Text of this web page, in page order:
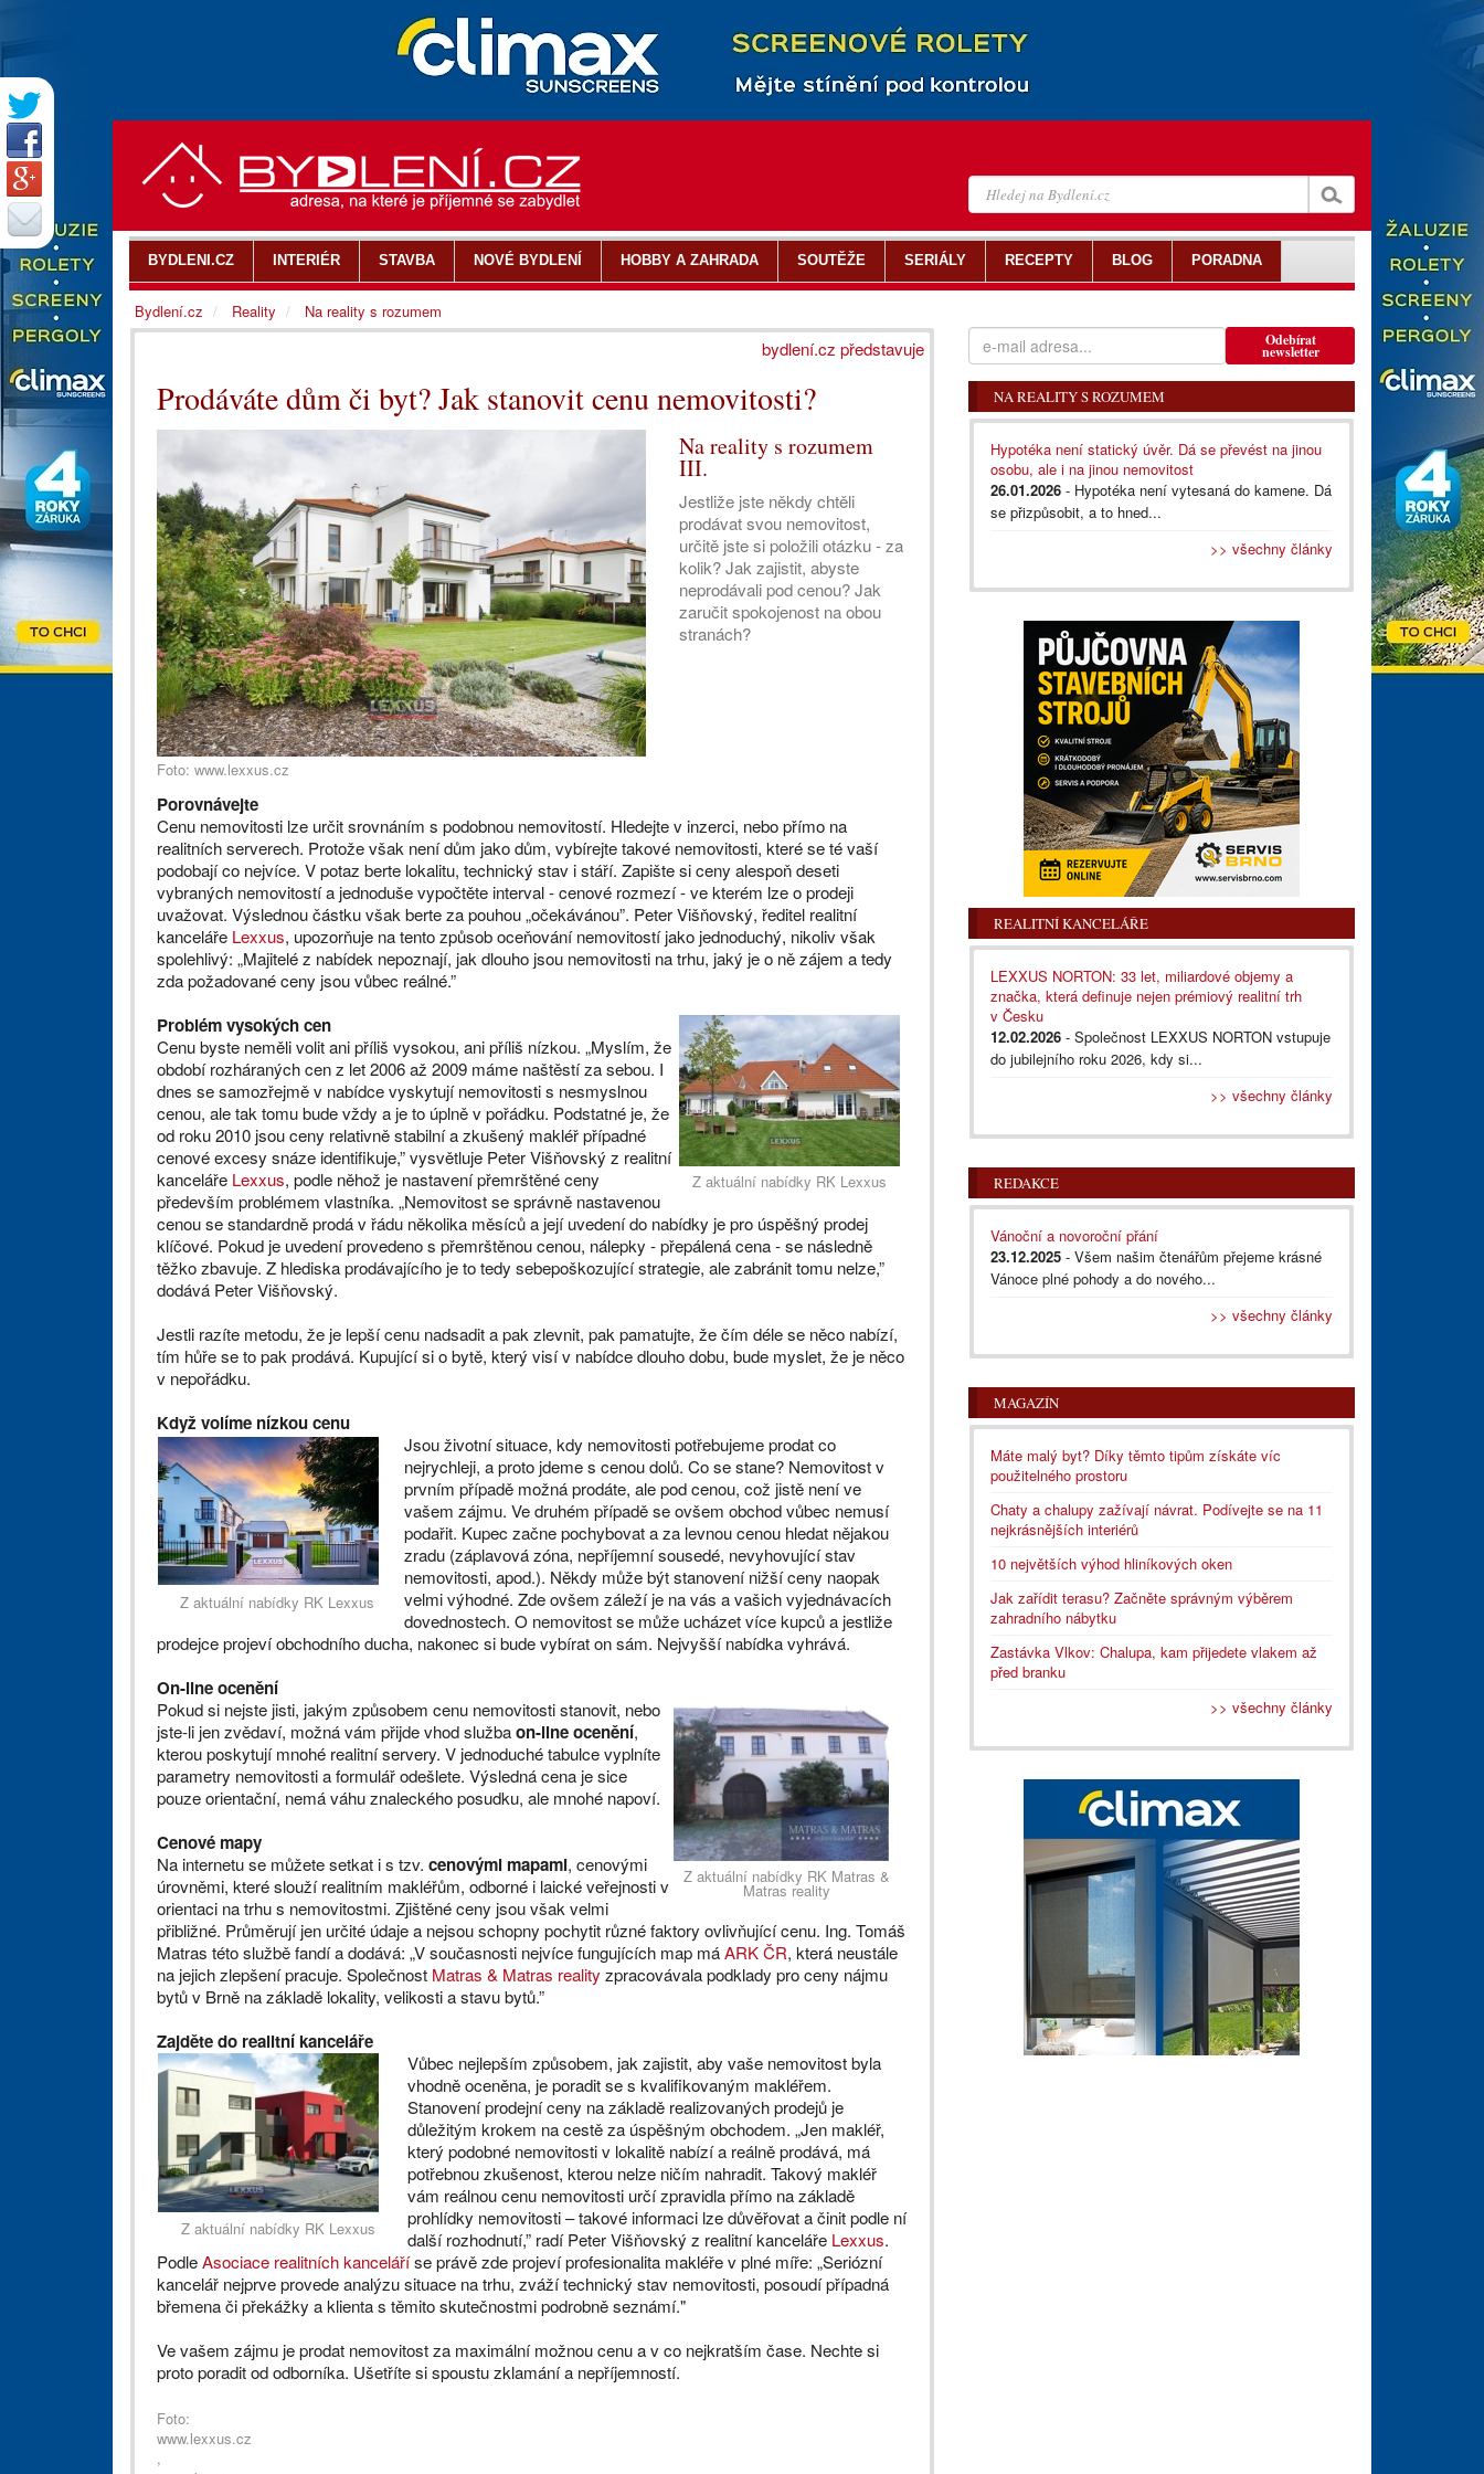
bydlení.cz představuje
Prodáváte dům či byt? Jak stanovit cenu nemovitosti?
Foto: www.lexxus.cz
Na reality s rozumem
III.
Jestliže jste někdy chtěli
prodávat svou nemovitost,
určitě jste si položili otázku - za
kolik? Jak zajistit, abyste
neprodávali pod cenou? Jak
zaručit spokojenost na obou
stranách?
Porovnávejte
Cenu nemovitosti lze určit srovnáním s podobnou nemovitostí. Hledejte v inzerci, nebo přímo na
realitních serverech. Protože však není dům jako dům, vybírejte takové nemovitosti, které se té vaší
podobají co nejvíce. V potaz berte lokalitu, technický stav i stáří. Zapište si ceny alespoň deseti
vybraných nemovitostí a jednoduše vypočtěte interval - cenové rozmezí - ve kterém lze o prodeji
uvažovat. Výslednou částku však berte za pouhou „očekávánou”. Peter Višňovský, ředitel realitní
kanceláře Lexxus, upozorňuje na tento způsob oceňování nemovitostí jako jednoduchý, nikoliv však
spolehlivý: „Majitelé z nabídek nepoznají, jak dlouho jsou nemovitosti na trhu, jaký je o ně zájem a tedy
zda požadované ceny jsou vůbec reálné.”
Z aktuální nabídky RK Lexxus
Problém vysokých cen
Cenu byste neměli volit ani příliš vysokou, ani příliš nízkou. „Myslím, že
období rozháraných cen z let 2006 až 2009 máme naštěstí za sebou. I
dnes se samozřejmě v nabídce vyskytují nemovitosti s nesmyslnou
cenou, ale tak tomu bude vždy a je to úplně v pořádku. Podstatné je, že
od roku 2010 jsou ceny relativně stabilní a zkušený makléř případné
cenové excesy snáze identifikuje,” vysvětluje Peter Višňovský z realitní
kanceláře Lexxus, podle něhož je nastavení přemrštěné ceny
především problémem vlastníka. „Nemovitost se správně nastavenou
cenou se standardně prodá v řádu několika měsíců a její uvedení do nabídky je pro úspěšný prodej
klíčové. Pokud je uvedení provedeno s přemrštěnou cenou, nálepky - přepálená cena - se následně
těžko zbavuje. Z hlediska prodávajícího je to tedy sebepoškozující strategie, ale zabránit tomu nelze,”
dodává Peter Višňovský.
Jestli razíte metodu, že je lepší cenu nadsadit a pak zlevnit, pak pamatujte, že čím déle se něco nabízí,
tím hůře se to pak prodává. Kupující si o bytě, který visí v nabídce dlouho dobu, bude myslet, že je něco
v nepořádku.
Když volíme nízkou cenu
Z aktuální nabídky RK Lexxus
Jsou životní situace, kdy nemovitosti potřebujeme prodat co
nejrychleji, a proto jdeme s cenou dolů. Co se stane? Nemovitost v
prvním případě možná prodáte, ale pod cenou, což jistě není ve
vašem zájmu. Ve druhém případě se ovšem obchod vůbec nemusí
podařit. Kupec začne pochybovat a za levnou cenou hledat nějakou
zradu (záplavová zóna, nepříjemní sousedé, nevyhovující stav
nemovitosti, apod.). Někdy může být stanovení nižší ceny naopak
velmi výhodné. Zde ovšem záleží je na vás a vašich vyjednávacích
dovednostech. O nemovitost se může ucházet více kupců a jestliže
prodejce projeví obchodního ducha, nakonec si bude vybírat on sám. Nejvyšší nabídka vyhrává.
On-line ocenění
Z aktuální nabídky RK Matras &
Matras reality
Pokud si nejste jisti, jakým způsobem cenu nemovitosti stanovit, nebo
jste-li jen zvědaví, možná vám přijde vhod službaon-line ocenění,
kterou poskytují mnohé realitní servery. V jednoduché tabulce vyplníte
parametry nemovitosti a formulář odešlete. Výsledná cena je sice
pouze orientační, nemá váhu znaleckého posudku, ale mnohé napoví.
Cenové mapy
Na internetu se můžete setkat i s tzv. cenovými mapami, cenovými
úrovněmi, které slouží realitním makléřům, odborné i laické veřejnosti v
orientaci na trhu s nemovitostmi. Zjištěné ceny jsou však velmi
přibližné. Průměrují jen určité údaje a nejsou schopny pochytit různé faktory ovlivňující cenu. Ing. Tomáš
Matras této službě fandí a dodává: „V současnosti nejvíce fungujících map máARK ČR, která neustále
na jejich zlepšení pracuje. Společnost Matras & Matras reality zpracovávala podklady pro ceny nájmu
bytů v Brně na základě lokality, velikosti a stavu bytů.”
Zajděte do realitní kanceláře
Z aktuální nabídky RK Lexxus
Vůbec nejlepším způsobem, jak zajistit, aby vaše nemovitost byla
vhodně oceněna, je poradit se s kvalifikovaným makléřem.
Stanovení prodejní ceny na základě realizovaných prodejů je
důležitým krokem na cestě za úspěšným obchodem. „Jen makléř,
který podobné nemovitosti v lokalitě nabízí a reálně prodává, má
potřebnou zkušenost, kterou nelze ničím nahradit. Takový makléř
vám reálnou cenu nemovitosti určí zpravidla přímo na základě
prohlídky nemovitosti – takové informaci lze důvěřovat a činit podle ní
další rozhodnutí,” radí Peter Višňovský z realitní kanceláře Lexxus.
PodleAsociace realitních kanceláříse právě zde projeví profesionalita makléře v plné míře: „Seriózní
kancelář nejprve provede analýzu situace na trhu, zváží technický stav nemovitosti, posoudí případná
břemena či překážky a klienta s těmito skutečnostmi podrobně seznámí."
Ve vašem zájmu je prodat nemovitost za maximální možnou cenu a v co nejkratším čase. Nechte si
proto poradit od odborníka. Ušetříte si spoustu zklamání a nepříjemností.
Foto:
www.lexxus.cz
,
Odebírat
newsletter
NA REALITY S ROZUMEM
Hypotéka není statický úvěr. Dá se převést na jinou
osobu, ale i na jinou nemovitost
26.01.2026 - Hypotéka není vytesaná do kamene. Dá
se přizpůsobit, a to hned...
>> všechny články
REALITNÍ KANCELÁŘE
LEXXUS NORTON: 33 let, miliardové objemy a
značka, která definuje nejen prémiový realitní trh
v Česku
12.02.2026 - Společnost LEXXUS NORTON vstupuje
do jubilejního roku 2026, kdy si...
>> všechny články
REDAKCE
Vánoční a novoroční přání
23.12.2025 - Všem našim čtenářům přejeme krásné
Vánoce plné pohody a do nového...
>> všechny články
MAGAZÍN
Máte malý byt? Díky těmto tipům získáte víc
použitelného prostoru
Chaty a chalupy zažívají návrat. Podívejte se na 11
nejkrásnějších interiérů
10 největších výhod hliníkových oken
Jak zařídit terasu? Začněte správným výběrem
zahradního nábytku
Zastávka Vlkov: Chalupa, kam přijedete vlakem až
před branku
>> všechny články
BYDLENI.CZ INTERIÉR STAVBA NOVÉ BYDLENÍ HOBBY A ZAHRADA SOUTĚŽE SERIÁLY RECEPTY BLOG PORADNA
Bydlení.cz Reality Na reality s rozumem